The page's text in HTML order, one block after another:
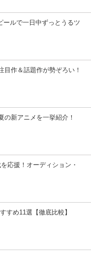
ールで一日中ずっとうるツ
目作＆話題作が勢ぞろい！
の新アニメを一挙紹介！
応援！オーディション・
すめ11選【徹底比較】